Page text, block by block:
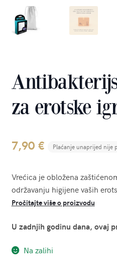
za erotske
7,90 € Plaćanje unaprijed nije
Vrećica je obložena
održavanju higijene vaših
Pročitajte više o proizvodu
U zadnjih godinu dana, ovaj
Na zalihi